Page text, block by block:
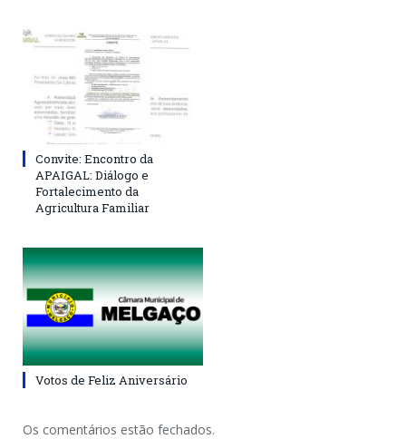
Convite: Encontro da
APAIGAL: Diálogo e
Fortalecimento da
Agricultura Familiar
Votos de Feliz Aniversário
Os comentários estão fechados.